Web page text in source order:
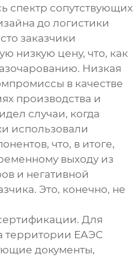
спектр сопутствующих
до логистики
заказчики
низкую цену, что, как
Низкая
в качестве
производства и
случаи, когда
использовали
что, в итоге,
выходу из
и негативной
Это, конечно, не
Для
территории ЕАЭС
документы,